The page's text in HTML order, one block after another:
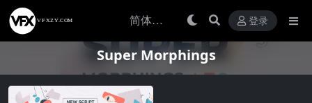
登录
Super Morphings